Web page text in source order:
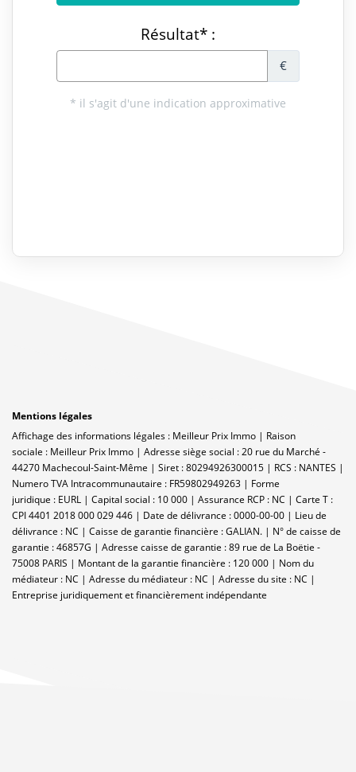
Mentions légales
Affichage des informations légales : Meilleur Prix Immo | Raison
sociale : Meilleur Prix Immo | Adresse siège social : 20 rue du Marché -
44270 Machecoul-Saint-Même | Siret : 80294926300015 | RCS : NANTES |
Numero TVA Intracommunautaire : FR59802949263 | Forme
juridique : EURL | Capital social : 10 000 | Assurance RCP : NC | Carte T :
CPI 4401 2018 000 029 446 | Date de délivrance : 0000-00-00 | Lieu de
délivrance : NC | Caisse de garantie financière : GALIAN. | N° de caisse de
garantie : 46857G | Adresse caisse de garantie : 89 rue de La Boëtie -
75008 PARIS | Montant de la garantie financière : 120 000 | Nom du
médiateur : NC | Adresse du médiateur : NC | Adresse du site : NC |
Entreprise juridiquement et financièrement indépendante